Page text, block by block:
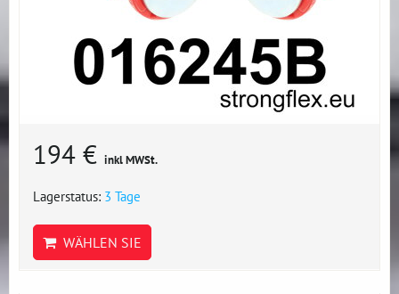
194 € inkl MWSt.
Lagerstatus: 3 Tage
WÄHLEN SIE